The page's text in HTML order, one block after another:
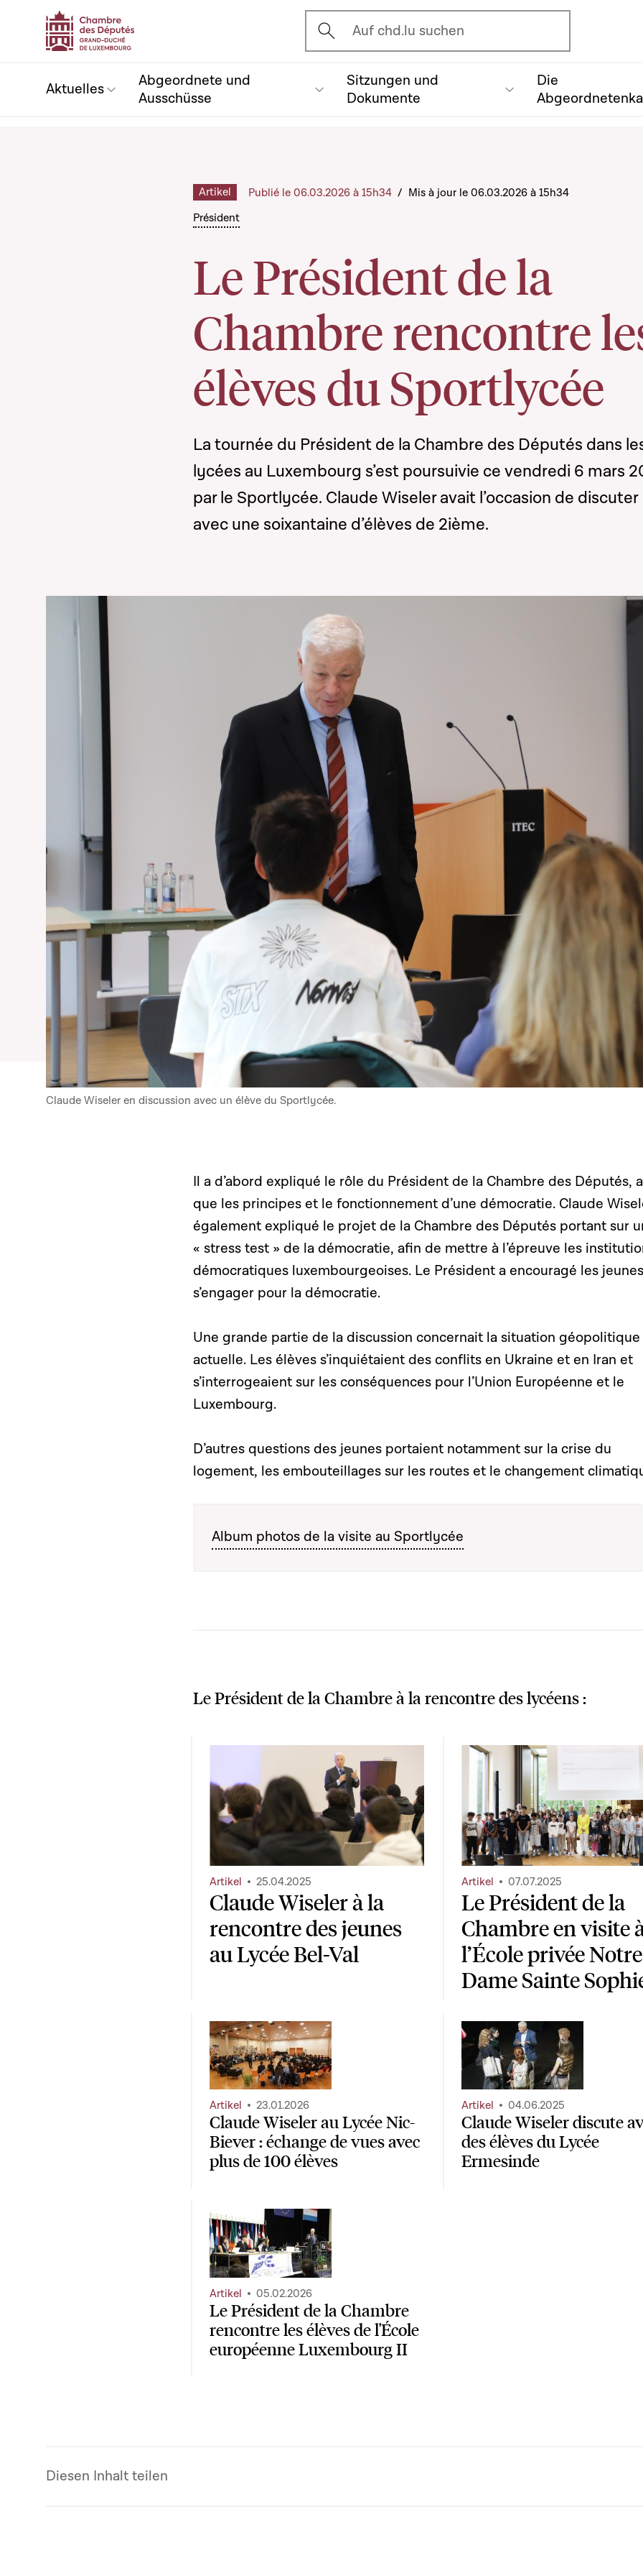
Ouvrir l'écran de recherche
Auf chd.lu suchen
Aktuelles
Abgeordnete und
Ausschüsse
Sitzungen und
Dokumente
Die
Président
Le Président de la
Chambre rencontre
élèves du Sportlycée
Artikel Publié le 06.03.2026 à 15h34 / Mis à jour le 06.03.2026 à 15h34
La tournée du Président de la Chambre des Députés dans
lycées au Luxembourg s’est poursuivie ce vendredi 6 mars
par le Sportlycée. Claude Wiseler avait l’occasion de discuter
avec une soixantaine d’élèves de 2ième.
Claude Wiseler en discussion avec un élève du Sportlycée.
Il a d’abord expliqué le rôle du Président de la Chambre des Députés,
que les principes et le fonctionnement d’une démocratie. Claude
également expliqué le projet de la Chambre des Députés portant sur
« stress test » de la démocratie, afin de mettre à l’épreuve les
démocratiques luxembourgeoises. Le Président a encouragé les
s’engager pour la démocratie.
Une grande partie de la discussion concernait la situation géopolitique
actuelle. Les élèves s’inquiétaient des conflits en Ukraine et en Iran et
s’interrogeaient sur les conséquences pour l’Union Européenne et le
Luxembourg.
D’autres questions des jeunes portaient notamment sur la crise du
logement, les embouteillages sur les routes et le changement
Album photos de la visite au Sportlycée
Le Président de la Chambre à la rencontre des lycéens :
Claude Wiseler à la
rencontre des jeunes
au Lycée Bel-Val
Artikel 25.04.2025
Le Président de la
Chambre en visite
l’École privée
Dame Sainte
Artikel 07.07.2025
Claude Wiseler au Lycée Nic-
Biever : échange de vues avec
plus de 100 élèves
Artikel 23.01.2026
Claude Wiseler discute
des élèves du Lycée
Ermesinde
Artikel 04.06.2025
Le Président de la Chambre
rencontre les élèves de l'École
européenne Luxembourg II
Artikel 05.02.2026
Diesen Inhalt teilen